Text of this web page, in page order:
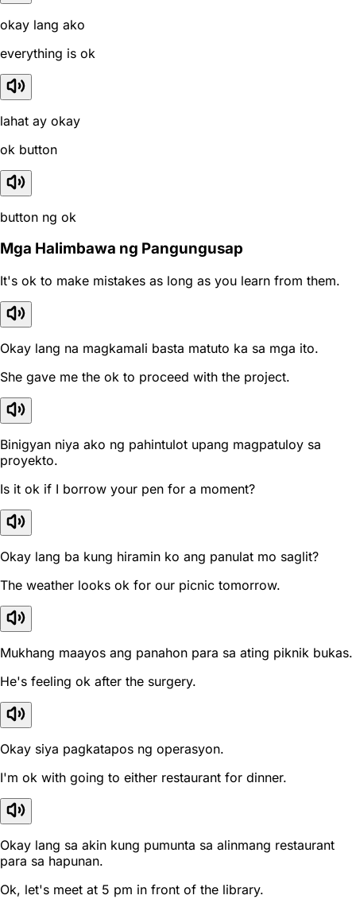
okay lang ako
everything is ok
lahat ay okay
ok button
button ng ok
Mga Halimbawa ng Pangungusap
It's ok to make mistakes as long as you learn from them.
Okay lang na magkamali basta matuto ka sa mga ito.
She gave me the ok to proceed with the project.
Binigyan niya ako ng pahintulot upang magpatuloy sa
proyekto.
Is it ok if I borrow your pen for a moment?
Okay lang ba kung hiramin ko ang panulat mo saglit?
The weather looks ok for our picnic tomorrow.
Mukhang maayos ang panahon para sa ating piknik bukas.
He's feeling ok after the surgery.
Okay siya pagkatapos ng operasyon.
I'm ok with going to either restaurant for dinner.
Okay lang sa akin kung pumunta sa alinmang restaurant
para sa hapunan.
Ok, let's meet at 5 pm in front of the library.